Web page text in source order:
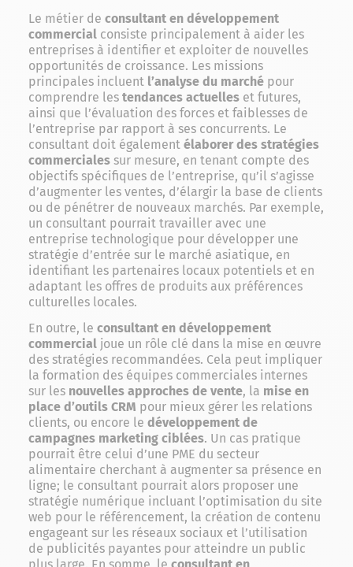
Le métier de consultant en développement
commercial consiste principalement à aider les
entreprises à identifier et exploiter de nouvelles
opportunités de croissance. Les missions
principales incluent l’analyse du marché pour
comprendre les tendances actuelles et futures,
ainsi que l’évaluation des forces et faiblesses de
l’entreprise par rapport à ses concurrents. Le
consultant doit également élaborer des stratégies
commerciales sur mesure, en tenant compte des
objectifs spécifiques de l’entreprise, qu’il s’agisse
d’augmenter les ventes, d’élargir la base de clients
ou de pénétrer de nouveaux marchés. Par exemple,
un consultant pourrait travailler avec une
entreprise technologique pour développer une
stratégie d’entrée sur le marché asiatique, en
identifiant les partenaires locaux potentiels et en
adaptant les offres de produits aux préférences
culturelles locales.
En outre, le consultant en développement
commercial joue un rôle clé dans la mise en œuvre
des stratégies recommandées. Cela peut impliquer
la formation des équipes commerciales internes
sur les nouvelles approches de vente, la mise en
place d’outils CRM pour mieux gérer les relations
clients, ou encore le développement de
campagnes marketing ciblées. Un cas pratique
pourrait être celui d’une PME du secteur
alimentaire cherchant à augmenter sa présence en
ligne; le consultant pourrait alors proposer une
stratégie numérique incluant l’optimisation du site
web pour le référencement, la création de contenu
engageant sur les réseaux sociaux et l’utilisation
de publicités payantes pour atteindre un public